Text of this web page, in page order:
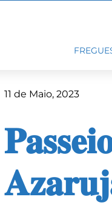
11 de Maio, 2023